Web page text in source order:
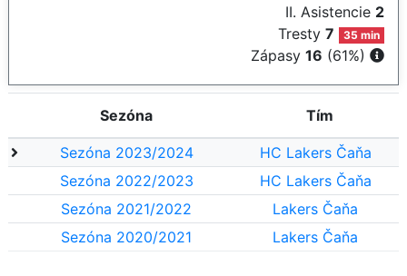
II. Asistencie 2
Tresty7 35 min
Zápasy 16 (61%)
Sezóna Tím
Sezóna 2023/2024
HC Lakers Čaňa
Sezóna 2022/2023
HC Lakers Čaňa
Sezóna 2021/2022
Lakers Čaňa
Sezóna 2020/2021
Lakers Čaňa